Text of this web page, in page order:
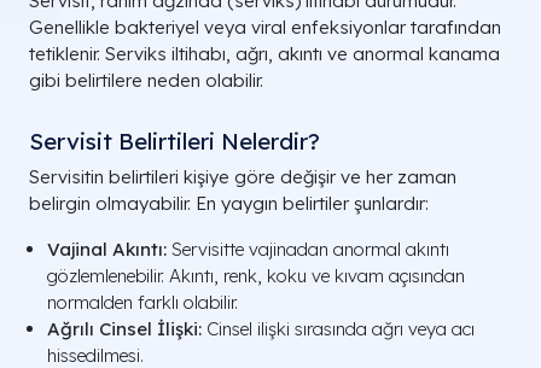
Genellikle bakteriyel veya viral enfeksiyonlar tarafından
tetiklenir. Serviks iltihabı, ağrı, akıntı ve anormal kanama
gibi belirtilere neden olabilir.
Servisit Belirtileri Nelerdir?
Servisitin belirtileri kişiye göre değişir ve her zaman
belirgin olmayabilir. En yaygın belirtiler şunlardır:
Vajinal Akıntı: Servisitte vajinadan anormal akıntı
gözlemlenebilir. Akıntı, renk, koku ve kıvam açısından
normalden farklı olabilir.
Ağrılı Cinsel İlişki: Cinsel ilişki sırasında ağrı veya acı
hissedilmesi.